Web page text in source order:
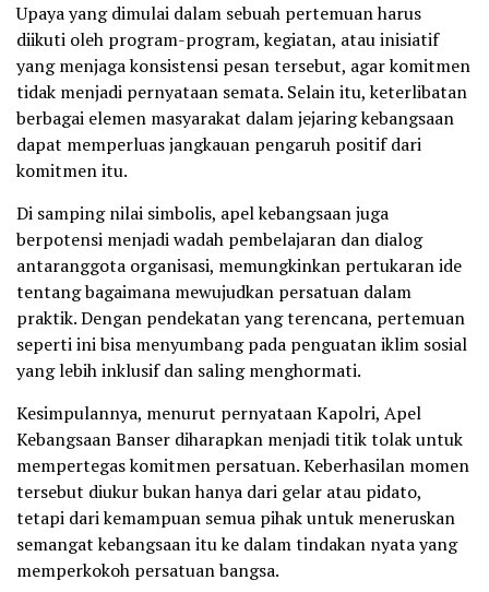
Upaya yang dimulai dalam sebuah pertemuan harus
diikuti oleh program-program, kegiatan, atau inisiatif
yang menjaga konsistensi pesan tersebut, agar komitmen
tidak menjadi pernyataan semata. Selain itu, keterlibatan
berbagai elemen masyarakat dalam jejaring kebangsaan
dapat memperluas jangkauan pengaruh positif dari
komitmen itu.
Di samping nilai simbolis, apel kebangsaan juga
berpotensi menjadi wadah pembelajaran dan dialog
antaranggota organisasi, memungkinkan pertukaran ide
tentang bagaimana mewujudkan persatuan dalam
praktik. Dengan pendekatan yang terencana, pertemuan
seperti ini bisa menyumbang pada penguatan iklim sosial
yang lebih inklusif dan saling menghormati.
Kesimpulannya, menurut pernyataan Kapolri, Apel
Kebangsaan Banser diharapkan menjadi titik tolak untuk
mempertegas komitmen persatuan. Keberhasilan momen
tersebut diukur bukan hanya dari gelar atau pidato,
tetapi dari kemampuan semua pihak untuk meneruskan
semangat kebangsaan itu ke dalam tindakan nyata yang
memperkokoh persatuan bangsa.